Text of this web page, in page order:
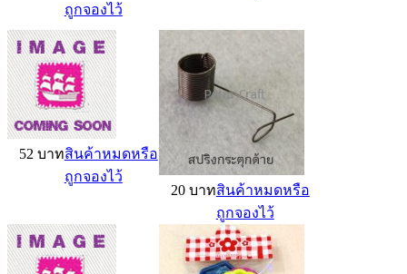
ถูกจองไว้
52 บาทสินค้าหมดหรือ
ถูกจองไว้
20 บาทสินค้าหมดหรือ
ถูกจองไว้